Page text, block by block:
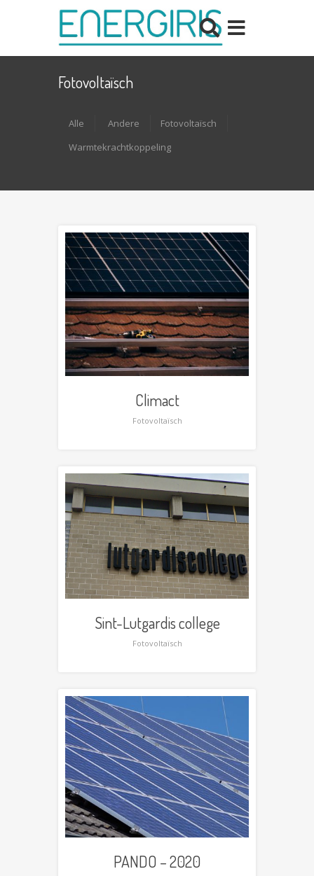
Fotovoltaïsch
Alle Andere
Fotovoltaïsch
Warmtekrachtkoppeling
Climact
Fotovoltaïsch
Sint-Lutgardis college
Fotovoltaïsch
PANDO – 2020